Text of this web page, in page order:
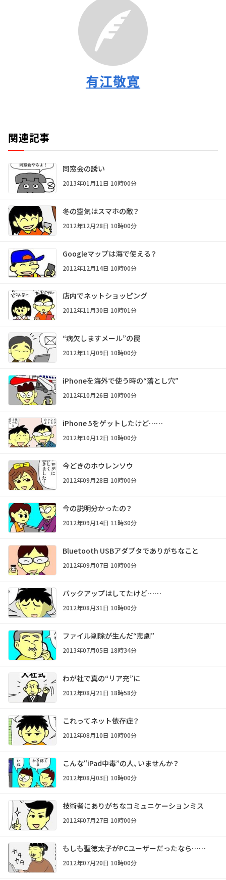
有江敬寛
関連記事
同窓会の誘い
2013年01月11日 10時00分
冬の空気はスマホの敵？
2012年12月28日 10時00分
Googleマップは海で使える？
2012年12月14日 10時00分
店内でネットショッピング
2012年11月30日 10時01分
“病欠しますメール”の罠
2012年11月09日 10時00分
iPhoneを海外で使う時の“落とし穴”
2012年10月26日 10時00分
iPhone 5をゲットしたけど……
2012年10月12日 10時00分
今どきのホウレンソウ
2012年09月28日 10時00分
今の説明分かったの？
2012年09月14日 11時30分
Bluetooth USBアダプタでありがちなこと
2012年09月07日 10時00分
バックアップはしてたけど……
2012年08月31日 10時00分
ファイル削除が生んだ“悲劇”
2013年07月05日 18時34分
わが社で真の“リア充”に
2012年08月21日 18時58分
これってネット依存症？
2012年08月10日 10時00分
こんな“iPad中毒”の人、いませんか？
2012年08月03日 10時00分
技術者にありがちなコミュニケーションミス
2012年07月27日 10時00分
もしも聖徳太子がPCユーザーだったなら……
2012年07月20日 10時00分